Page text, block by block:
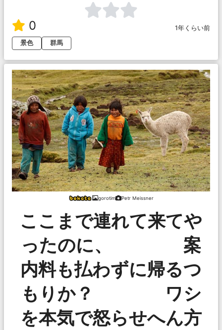
0
1年くらい前
景色
群馬
gorotim Petr Meissner
ここまで連れて来てや
ったのに、 案
内料も払わずに帰るつ
もりか？ ワシ
を本気で怒らせへん方